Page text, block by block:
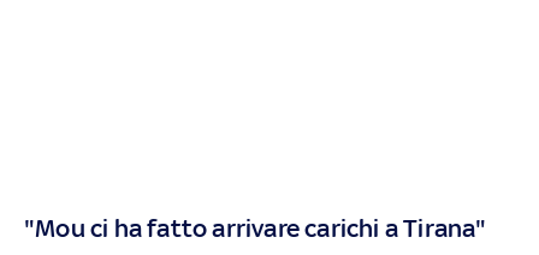
"Mou ci ha fatto arrivare carichi a Tirana"